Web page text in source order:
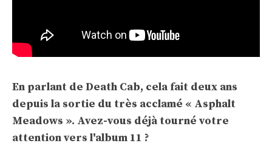
En parlant de Death Cab, cela fait deux ans
depuis la sortie du très acclamé « Asphalt
Meadows ». Avez-vous déjà tourné votre
attention vers l'album 11 ?